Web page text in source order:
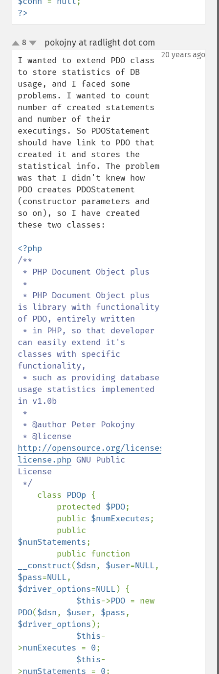
?>
up
down
8 pokojny at radlight dot com
20 years ago
I wanted to extend PDO class
to store statistics of DB
usage, and I faced some
problems. I wanted to count
number of created statements
and number of their
executings. So PDOStatement
should have link to PDO that
created it and stores the
statistical info. The problem
was that I didn't knew how
PDO creates PDOStatement
(constructor parameters and
so on), so I have created
these two classes:
/**
is library with functionality
of PDO, entirely written
can easily extend it's
classes with specific
functionality,
usage statistics implemented
in v1.0b
http://opensource.org/licenses/gpl-
license.php GNU Public
License
class PDOp {
        protected
$PDO;
        public
$numExecutes;
$numStatements;
__construct($dsn, $user=NULL
$pass=NULL
$driver_options=NULL) {
$this->PDO
PDO($dsn, $user, $pass
$driver_options );
$this-
>numExecutes = 0;
$this-
>numStatements = 0;